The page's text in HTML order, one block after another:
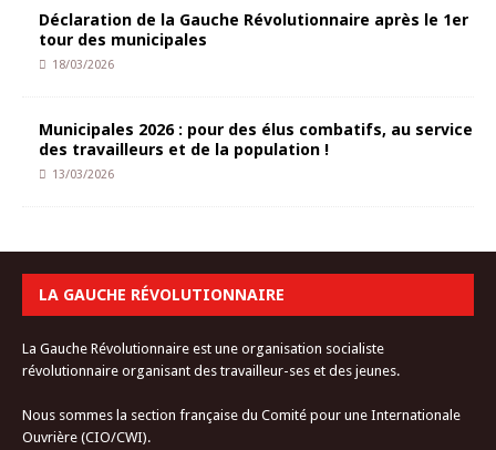
Déclaration de la Gauche Révolutionnaire après le 1er
tour des municipales
18/03/2026
Municipales 2026 : pour des élus combatifs, au service
des travailleurs et de la population !
13/03/2026
LA GAUCHE RÉVOLUTIONNAIRE
La Gauche Révolutionnaire est une organisation socialiste
révolutionnaire organisant des travailleur-ses et des jeunes.
Nous sommes la section française du Comité pour une Internationale
Ouvrière (CIO/CWI).